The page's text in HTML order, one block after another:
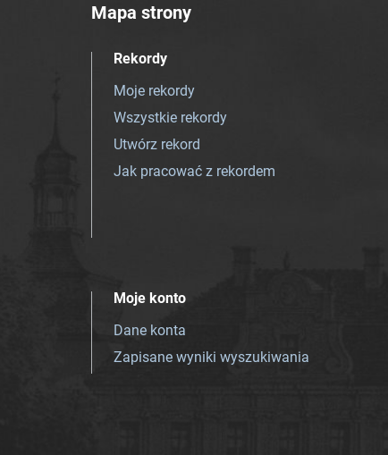
Mapa strony
Rekordy
Moje rekordy
Wszystkie rekordy
Utwórz rekord
Jak pracować z rekordem
Moje konto
Dane konta
Zapisane wyniki wyszukiwania